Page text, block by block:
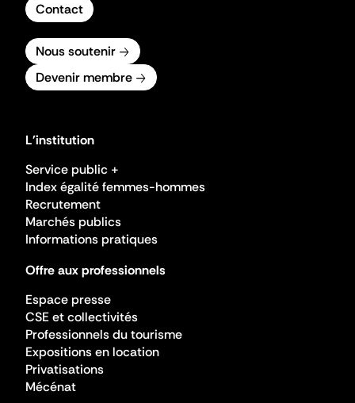
Contact
Nous soutenir
Devenir membre
L'institution
Service public +
Index égalité femmes-hommes
Recrutement
Marchés publics
Informations pratiques
Offre aux professionnels
Espace presse
CSE et collectivités
Professionnels du tourisme
Expositions en location
Privatisations
Mécénat